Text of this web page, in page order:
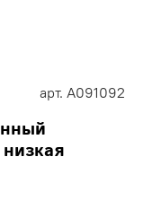
арт. A091092